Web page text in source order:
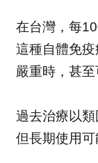
在台灣，每
這種自體免疫
嚴重時，甚至
過去治療以類
但長期使用可